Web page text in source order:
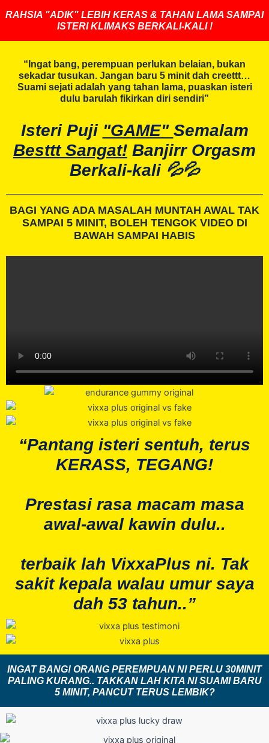
RAHSIA "ADIK" LEBIH KERAS & TAHAN LAMA SAMPAI
ISTERI KLIMAKS BERKALI-KALI !
“Ingat bang, perempuan perlukan belaian, bukan
sekadar tusukan. Jangan baru 5 minit dah creettt…
Suami sejati adalah yang tahan lama, puaskan isteri
dulu barulah fikirkan diri sendiri”
Isteri Puji "GAME" Semalam
Besttt Sangat! Banjirr Orgasm
Berkali-kali 💦💦
BAGI YANG ADA MASALAH MUNTAH AWAL TAK
SAMPAI 5 MINIT, BOLEH TENGOK VIDEO DI
BAWAH SAMPAI HABIS
“Pantang isteri sentuh, terus
KERASS, TEGANG!
Prestasi rasa macam masa
awal-awal kawin dulu..
terbaik lah VixxaPlus ni. Tak
sakit kepala walau umur saya
dah 53 tahun..”
INGAT BANG! ORANG PEREMPUAN NI PERLU 30MINIT
PALING KURANG.. TAKKAN LAH KITA NI SUAMI BARU
5 MINIT, PANCUT TERUS LEMBIK?